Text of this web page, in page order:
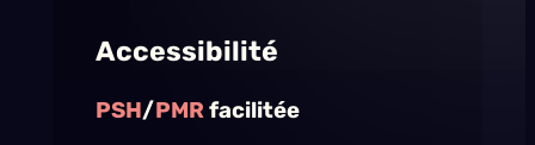
Accessibilité
PSH/PMRfacilitée